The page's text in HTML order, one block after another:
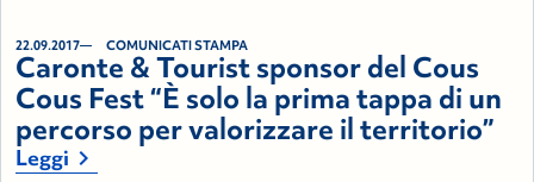
22.09.2017 COMUNICATI STAMPA
Caronte & Tourist sponsor del Cous
Cous Fest “È solo la prima tappa di un
percorso per valorizzare il territorio”
Leggi chevron_right